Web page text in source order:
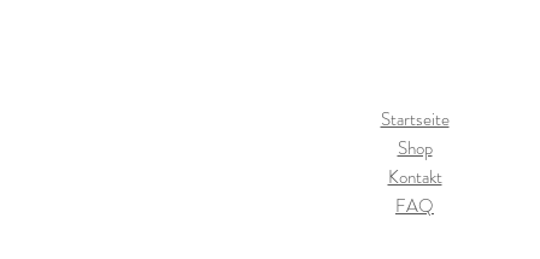
Startseite
Shop
Kontakt
FAQ